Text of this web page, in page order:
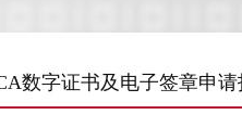
数字证书及电子签章申请